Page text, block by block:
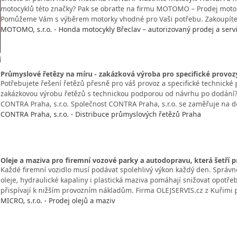
motocyklů této značky? Pak se obraťte na firmu MOTOMO – Prodej
Pomůžeme Vám s výběrem motorky vhodné pro Vaši potřebu.
MOTOMO, s.r.o. - Honda motocykly Břeclav – autorizovaný prodej a
Průmyslové řetězy na míru - zakázková výroba pro specifické
Potřebujete řešení řetězů přesně pro váš provoz a specifické technické
zakázkovou výrobu řetězů s technickou podporou od návrhu po
CONTRA Praha, s.r.o. Společnost CONTRA Praha, s.r.o. se zaměřuje na
CONTRA Praha, s.r.o. - Distribuce průmyslových řetězů Praha
Oleje a maziva pro firemní vozové parky a autodopravu, která šetří
Každé firemní vozidlo musí podávat spolehlivý výkon každý den.
oleje, hydraulické kapaliny i plastická maziva pomáhají snižovat
přispívají k nižším provozním nákladům. Firma OLEJSERVIS.cz z Kuřimi
MICRO, s.r.o. - Prodej olejů a maziv